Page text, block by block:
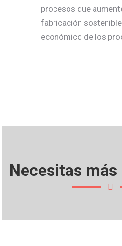
procesos que
fabricación
económico de los
Necesitas